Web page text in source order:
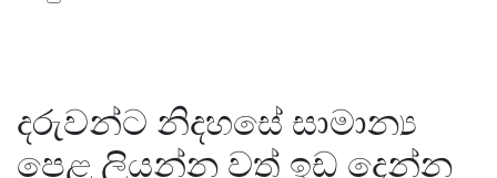
දරුවන්ට නිදහසේ සාමාන්‍ය
පෙළ ලියන්න වත් ඉඩ දෙන්න